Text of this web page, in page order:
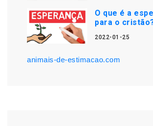
O que é a
para o
2022-01-25
animais-de-estimacao.com